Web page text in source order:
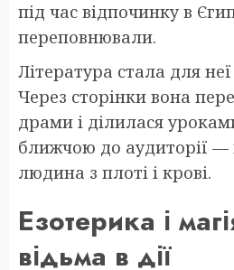
під час відпочинку в
переповнювали.
Література стала для
Через сторінки вона
драми і ділилася
ближчою до аудиторії —
людина з плоті і крові.
Езотерика і
відьма в дії